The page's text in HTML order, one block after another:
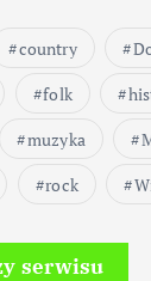
country
folk
muzyka
rock
serwisu